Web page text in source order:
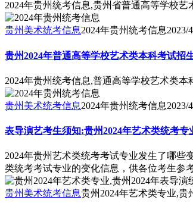
2024年贵州统考信息,贵州省普通高等学校
贵州美术统考信息2024年贵州统考信息2023/
贵州2024年普通高等学校艺术类本科考试招
2024年贵州统考信息,普通高等学校艺术类
贵州美术统考信息2024年贵州统考信息2023/
表导演艺考生须知:贵州2024年艺术类统考专
2024年贵州艺术类统考考试专业发生了哪些
类统考考试专业的变化信息，供各位考生参
贵州美术统考信息贵州2024年艺术类专业,贵